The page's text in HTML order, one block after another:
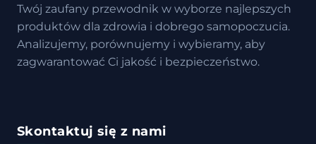
Twój zaufany przewodnik w wyborze najlepszych
produktów dla zdrowia i dobrego samopoczucia.
Analizujemy, porównujemy i wybieramy, aby
zagwarantować Ci jakość i bezpieczeństwo.
Skontaktuj się z nami